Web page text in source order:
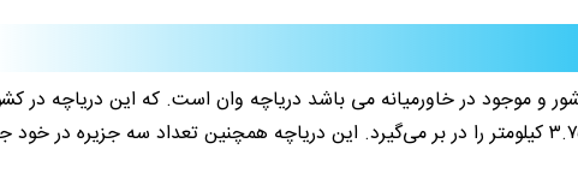
و موجود در خاورمیانه می باشد دریاچه وان است. که این دریاچه در
نزدیکی ایران قرار دارد. وسعت این دریاچه بزرگ می‌باشد که ۳.۷۵۵ کیلومتر را در بر می‌گیرد. این دریاچه همچنین